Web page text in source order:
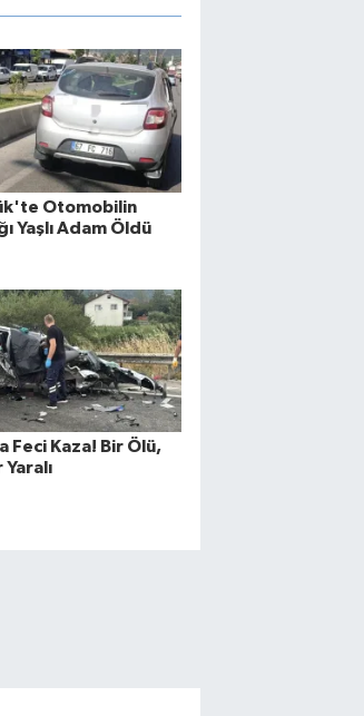
Otomobilin
Yaşlı Adam Öldü
Feci Kaza! Bir Ölü,
Yaralı